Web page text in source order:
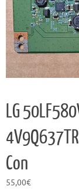
LG
Con
55,00€